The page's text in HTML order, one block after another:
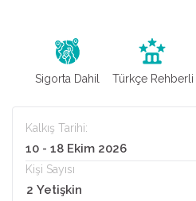
Sigorta Dahil Türkçe Rehberli
Kalkış Tarihi:
10 - 18 Ekim 2026
Kişi Sayısı
2 Yetişkin